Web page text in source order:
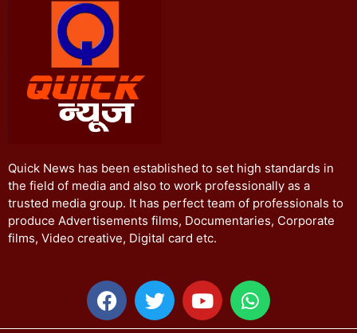
Quick News has been established to set high standards in
the field of media and also to work professionally as a
trusted media group. It has perfect team of professionals to
produce Advertisements films, Documentaries, Corporate
films, Video creative, Digital card etc.